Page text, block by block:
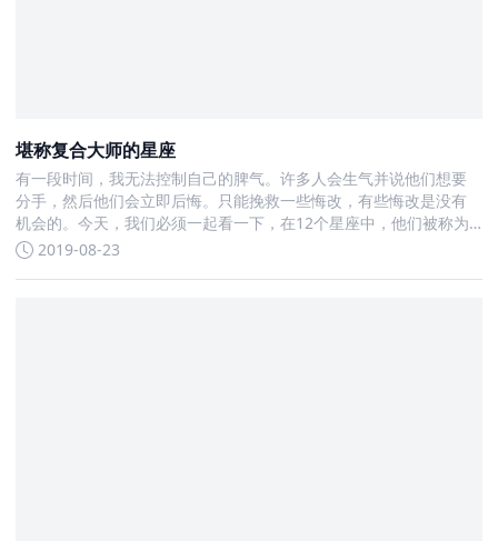
堪称复合大师的星座
有一段时间，我无法控制自己的脾气。许多人会生气并说他们想要
分手，然后他们会立即后悔。只能挽救一些悔改，有些悔改是没有
机会的。今天，我们必须一起看一下，在12个星座中，他们被称为
复合大师
2019-08-23